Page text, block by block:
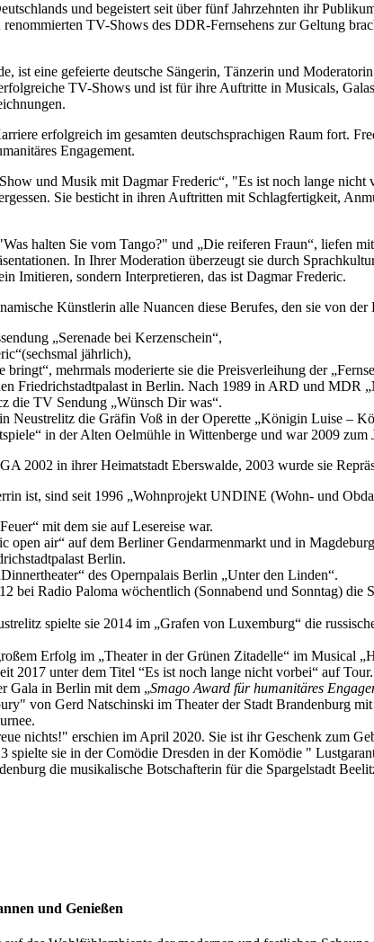
und begeistert seit über fünf Jahrzehnten ihr
TV-Shows des DDR-Fernsehens zur Geltung
ist eine gefeierte deutsche Sängerin, Tänzerin und
TV-Shows und ist für ihre Auftritte in Musicals,
erfolgreich im gesamten deutschsprachigen Raum fort.
Engagement.
und Musik mit Dagmar Frederic“, "Es ist noch lange
Sie besticht in ihren Auftritten mit Schlagfertigkeit,
halten Sie vom Tango?" und „Die reiferen Fraun“, liefen
In Ihrer Moderation überzeugt sie durch
Imitieren, sondern Interpretieren, das ist Dagmar Frederic.
Künstlerin alle Nuancen diese Berufes, den sie von der
„Serenade bei Kerzenschein“,
jährlich),
mehrmals moderierte sie die Preisverleihung der
Friedrichstadtpalast in Berlin. Nach 1989 in ARD und MDR
die TV Sendung „Wünsch Dir was“.
Neustrelitz die Gräfin Voß in der Operette „Königin Luise –
in der Alten Oelmühle in Wittenberge und war 2009
2002 in ihrer Heimatstadt Eberswalde, 2003 wurde sie
ist, sind seit 1996 „Wohnprojekt UNDINE (Wohn- und
mit dem sie auf Lesereise war.
open air“ auf dem Berliner Gendarmenmarkt und in
Berlin.
des Opernpalais Berlin „Unter den Linden“.
bei Radio Paloma wöchentlich (Sonnabend und Sonntag)
spielte sie 2014 im „Grafen von Luxemburg“ die
Erfolg im „Theater in der Grünen Zitadelle“ im Musical
2017 unter dem Titel “Es ist noch lange nicht vorbei“ auf Tour.
Gala in Berlin mit dem „Smago Award für humanitäres
von Gerd Natschinski im Theater der Stadt Brandenburg
nichts!" erschien im April 2020. Sie ist ihr Geschenk zum
spielte sie in der Comödie Dresden in der Komödie "
die musikalische Botschafterin für die Spargelstadt
und Genießen